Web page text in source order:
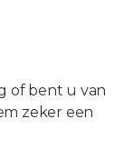
of bent u van
zeker een